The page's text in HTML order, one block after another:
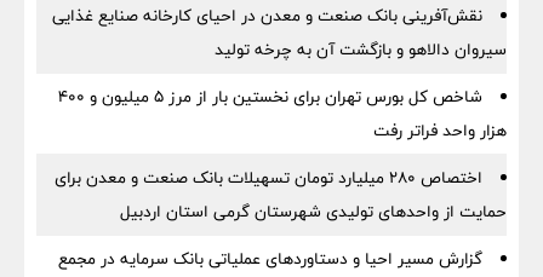
نقش‌آفرینی بانک صنعت و معدن در احیای کارخانه صنایع غذایی
سیروان دالاهو و بازگشت آن به چرخه تولید
شاخص کل بورس تهران برای نخستین بار از مرز ۵ میلیون و ۴۰۰
هزار واحد فراتر رفت
اختصاص ۲۸۰ میلیارد تومان تسهیلات بانک صنعت و معدن برای
حمایت از واحدهای تولیدی شهرستان گرمی استان اردبیل
گزارش مسیر احیا و دستاوردهای عملیاتی بانک سرمایه در مجمع